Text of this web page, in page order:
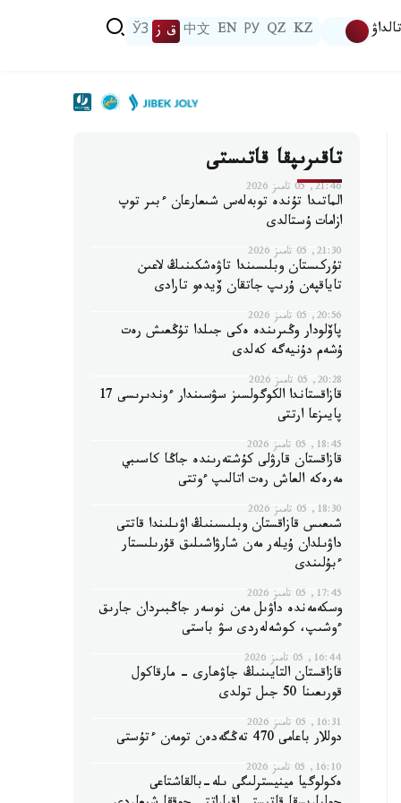
تالداۋ KZ
QZ
РУ
EN
中文 ق ز ЎЗ
تاقىرىپقا قاتىستى
21:46, 05 تامىز 2026
الماتىدا تۇندە توبەلەس شىعارعان ءبىر توپ
ازامات ۇستالدى
21:30, 05 تامىز 2026
تۇركىستان وبلىسىندا تاۋەشكىنىڭ لاعىن
تاياقپەن ۇرىپ جاتقان ۆيدەو تارادى
20:56, 05 تامىز 2026
پاۆلودار وڭىرىندە ەكى جىلدا تۇڭعىش رەت
ۇشەم دۇنيەگە كەلدى
20:28, 05 تامىز 2026
قازاقستاندا الكوگولسىز سۋسىندار ءوندىرىسى 17
پايىزعا ارتتى
18:45, 05 تامىز 2026
قازاقستان قارۋلى كۇشتەرىندە جاڭا كاسىبي
مەرەكە العاش رەت اتالىپ ءوتتى
18:30, 05 تامىز 2026
شىعىس قازاقستان وبلىسىنىڭ اۋىلىندا قاتتى
داۋىلدان ۇيلەر مەن شارۋاشىلىق قۇرىلىستار
ءبۇلىندى
17:45, 05 تامىز 2026
وسكەمەندە داۋىل مەن نوسەر جاڭبىردان جارىق
ءوشىپ، كوشەلەردى سۋ باستى
16:44, 05 تامىز 2026
قازاقستان التايىنىڭ جاۋھارى - مارقاكول
قورىعىنا 50 جىل تولدى
16:31, 05 تامىز 2026
دوللار باعامى 470 تەڭگەدەن تومەن ءتۇستى
16:10, 05 تامىز 2026
ەكولوگيا مينيسترلىگى ىلە-بالقاشتاعى